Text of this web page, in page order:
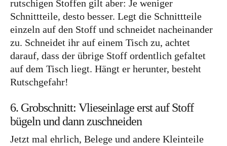
rutschigen Stoffen gilt aber: Je weniger
Schnittteile, desto besser. Legt die Schnittteile
einzeln auf den Stoff und schneidet nacheinander
zu. Schneidet ihr auf einem Tisch zu, achtet
darauf, dass der übrige Stoff ordentlich gefaltet
auf dem Tisch liegt. Hängt er herunter, besteht
Rutschgefahr!
6. Grobschnitt: Vlieseinlage erst auf Stoff
bügeln und dann zuschneiden
Jetzt mal ehrlich, Belege und andere Kleinteile